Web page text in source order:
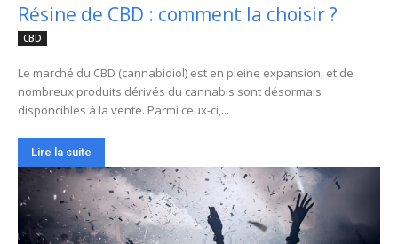
Résine de CBD : comment la choisir ?
CBD
Le marché du CBD (cannabidiol) est en pleine expansion, et de
nombreux produits dérivés du cannabis sont désormais
disponcibles à la vente. Parmi ceux-ci,...
Lire la suite